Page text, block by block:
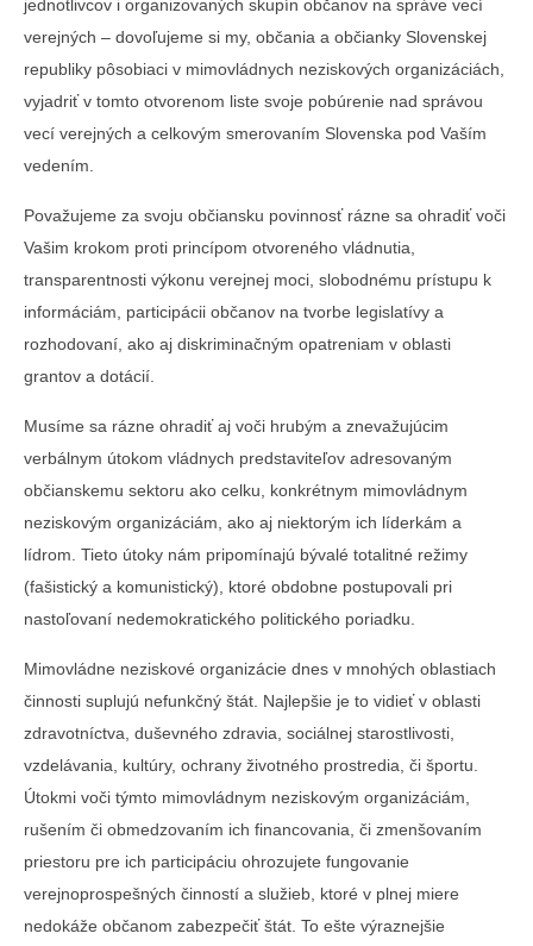
jednotlivcov i organizovaných skupín občanov na správe vecí
verejných – dovoľujeme si my, občania a občianky Slovenskej
republiky pôsobiaci v mimovládnych neziskových organizáciách,
vyjadriť v tomto otvorenom liste svoje pobúrenie nad správou
vecí verejných a celkovým smerovaním Slovenska pod Vaším
vedením.
Považujeme za svoju občiansku povinnosť rázne sa ohradiť voči
Vašim krokom proti princípom otvoreného vládnutia,
transparentnosti výkonu verejnej moci, slobodnému prístupu k
informáciám, participácii občanov na tvorbe legislatívy a
rozhodovaní, ako aj diskriminačným opatreniam v oblasti
grantov a dotácií.
Musíme sa rázne ohradiť aj voči hrubým a znevažujúcim
verbálnym útokom vládnych predstaviteľov adresovaným
občianskemu sektoru ako celku, konkrétnym mimovládnym
neziskovým organizáciám, ako aj niektorým ich líderkám a
lídrom. Tieto útoky nám pripomínajú bývalé totalitné režimy
(fašistický a komunistický), ktoré obdobne postupovali pri
nastoľovaní nedemokratického politického poriadku.
Mimovládne neziskové organizácie dnes v mnohých oblastiach
činnosti suplujú nefunkčný štát. Najlepšie je to vidieť v oblasti
zdravotníctva, duševného zdravia, sociálnej starostlivosti,
vzdelávania, kultúry, ochrany životného prostredia, či športu.
Útokmi voči týmto mimovládnym neziskovým organizáciám,
rušením či obmedzovaním ich financovania, či zmenšovaním
priestoru pre ich participáciu ohrozujete fungovanie
verejnoprospešných činností a služieb, ktoré v plnej miere
nedokáže občanom zabezpečiť štát. To ešte výraznejšie